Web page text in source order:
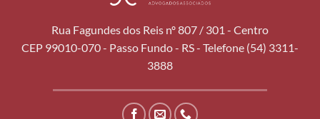
Rua Fagundes dos Reis nº 807 / 301 - Centro
CEP 99010-070 - Passo Fundo - RS - Telefone (54) 3311-
3888